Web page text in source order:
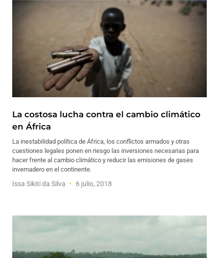
La costosa lucha contra el cambio climático
en África
La inestabilidad política de África, los conflictos armados y otras
cuestiones legales ponen en riesgo las inversiones necesarias para
hacer frente al cambio climático y reducir las emisiones de gases
invernadero en el continente.
Issa Sikiti da Silva 6 julio, 2018